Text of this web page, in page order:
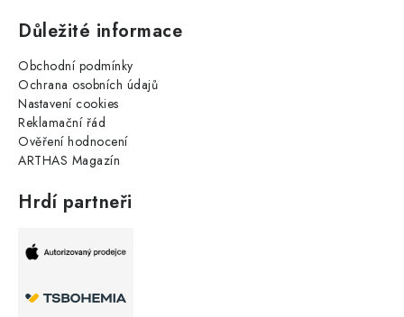
Důležité informace
Obchodní podmínky
Ochrana osobních údajů
Nastavení cookies
Reklamační řád
Ověření hodnocení
ARTHAS Magazín
Hrdí partneři